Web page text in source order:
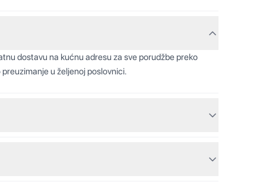
dostavu na kućnu adresu za sve porudžbe preko
u željenoj poslovnici.